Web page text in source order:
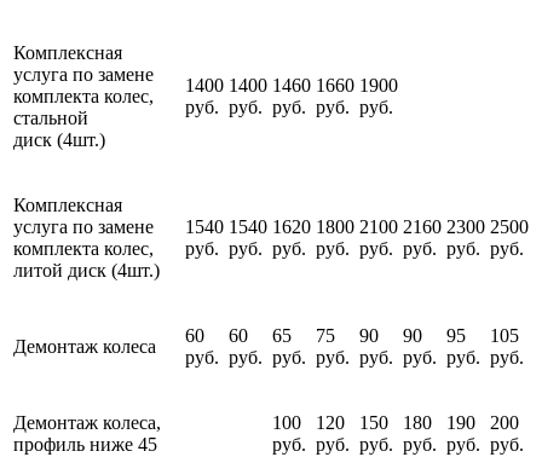
Комплексная
услуга по замене
комплекта колес,
стальной
диск (4шт.)
1400
руб.
1400
руб.
1460
руб.
1660
руб.
1900
руб.
Комплексная
услуга по замене
комплекта колес,
литой диск (4шт.)
1540
руб.
1540
руб.
1620
руб.
1800
руб.
2100
руб.
2160
руб.
2300
руб.
2500
руб.
Демонтаж колеса
60
руб.
60
руб.
65
руб.
75
руб.
90
руб.
90
руб.
95
руб.
105
руб.
Демонтаж колеса,
профиль ниже 45
100
руб.
120
руб.
150
руб.
180
руб.
190
руб.
200
руб.